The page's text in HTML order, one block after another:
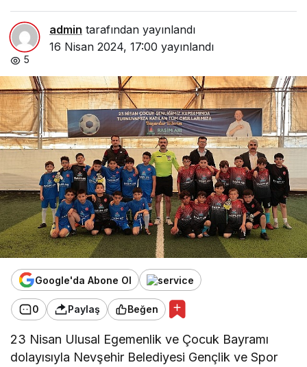
admin tarafından yayınlandı
16 Nisan 2024, 17:00 yayınlandı
5
Google'da Abone Ol
0 Paylaş Beğen
23 Nisan Ulusal Egemenlik ve Çocuk Bayramı
dolayısıyla Nevşehir Belediyesi Gençlik ve Spor